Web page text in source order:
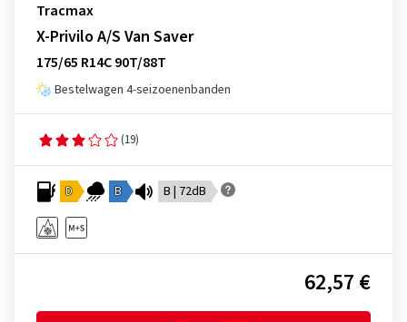
Tracmax
X-Privilo A/S Van Saver
175/65 R14C 90T/88T
Bestelwagen 4-seizoenenbanden
(19)
D B B | 72dB
62,57 €